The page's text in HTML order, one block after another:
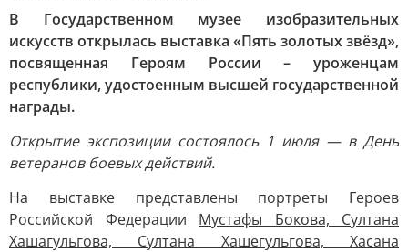
В Государственном музее изобразительных
искусств открылась выставка «Пять золотых звёзд»,
посвященная Героям России – уроженцам
республики, удостоенным высшей государственной
награды.
Открытие экспозиции состоялось 1 июля — в День
ветеранов боевых действий.
На выставке представлены портреты Героев
Российской Федерации Мустафы Бокова, Султана
Хашагульгова, Султана Хашегульгова, Хасана